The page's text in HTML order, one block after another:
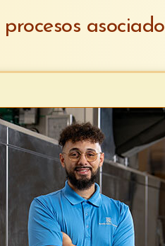
procesos asociado